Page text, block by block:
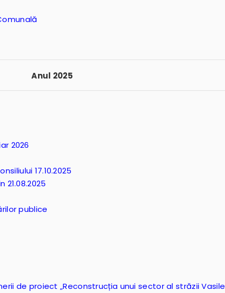
Anul 2025
2026
17.10.2025
21.08.2025
publice
de proiect „Reconstrucția unui sector al străzii Vasile